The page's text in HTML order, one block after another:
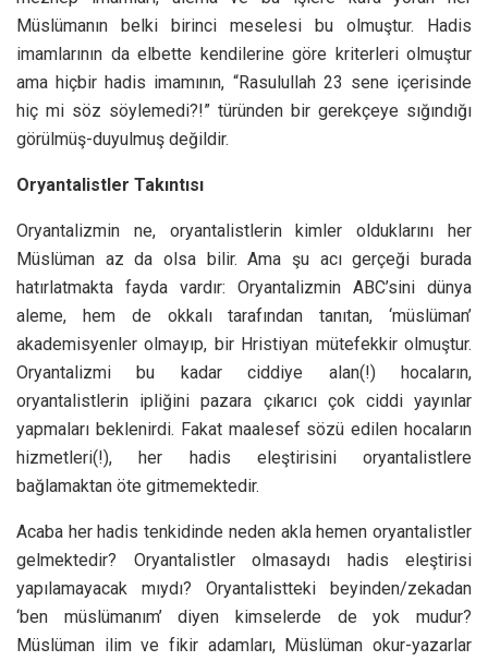
Müslümanın belki birinci meselesi bu olmuştur. Hadis
imamlarının da elbette kendilerine göre kriterleri olmuştur
ama hiçbir hadis imamının, “Rasulullah 23 sene içerisinde
hiç mi söz söylemedi?!” türünden bir gerekçeye sığındığı
görülmüş-duyulmuş değildir.
Oryantalistler Takıntısı
Oryantalizmin ne, oryantalistlerin kimler olduklarını her
Müslüman az da olsa bilir. Ama şu acı gerçeği burada
hatırlatmakta fayda vardır: Oryantalizmin ABC’sini dünya
aleme, hem de okkalı tarafından tanıtan, ‘müslüman’
akademisyenler olmayıp, bir Hristiyan mütefekkir olmuştur.
Oryantalizmi bu kadar ciddiye alan(!) hocaların,
oryantalistlerin ipliğini pazara çıkarıcı çok ciddi yayınlar
yapmaları beklenirdi. Fakat maalesef sözü edilen hocaların
hizmetleri(!), her hadis eleştirisini oryantalistlere
bağlamaktan öte gitmemektedir.
Acaba her hadis tenkidinde neden akla hemen oryantalistler
gelmektedir? Oryantalistler olmasaydı hadis eleştirisi
yapılamayacak mıydı? Oryantalistteki beyinden/zekadan
‘ben müslümanım’ diyen kimselerde de yok mudur?
Müslüman ilim ve fikir adamları, Müslüman okur-yazarlar